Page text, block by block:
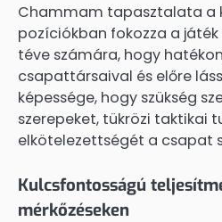
Chammam tapasztalata a
pozíciókban fokozza a
téve számára, hogy
csapattársaival és előre
képessége, hogy szükség
szerepeket, tükrözi taktikai
elkötelezettségét a csapat
Kulcsfontosságú
mérkőzéseken